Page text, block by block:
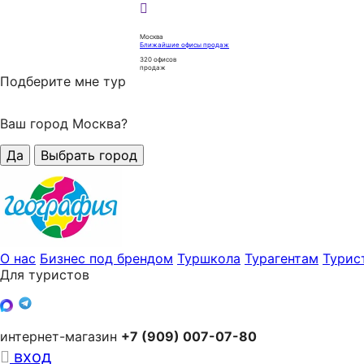
Москва
Ближайшие офисы продаж
320 офисов
продаж
Подберите мне тур
Ваш город Москва?
Да
Выбрать город
О нас Бизнес под брендом Туршкола Турагентам
Для туристов
интернет-магазин +7 (909) 007-07-80
вход